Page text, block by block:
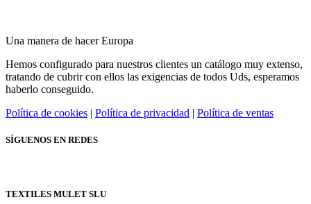
Una manera de hacer Europa
Hemos configurado para nuestros clientes un catálogo muy extenso,
tratando de cubrir con ellos las exigencias de todos Uds, esperamos
haberlo conseguido.
Política de cookies | Política de privacidad | Política de ventas
SÍGUENOS EN REDES
TEXTILES MULET SLU